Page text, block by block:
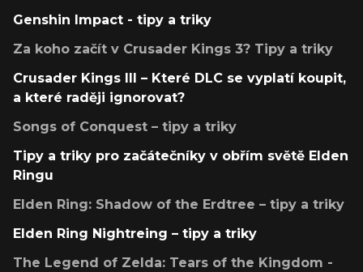
Genshin Impact - tipy a triky
Za koho začít v Crusader Kings 3? Tipy a triky
Crusader Kings III – Které DLC se vyplatí koupit,
a které raději ignorovat?
Songs of Conquest – tipy a triky
Tipy a triky pro začátečníky v obřím světě Elden
Ringu
Elden Ring: Shadow of the Erdtree – tipy a triky
Elden Ring Nightreing – tipy a triky
The Legend of Zelda: Tears of the Kingdom -